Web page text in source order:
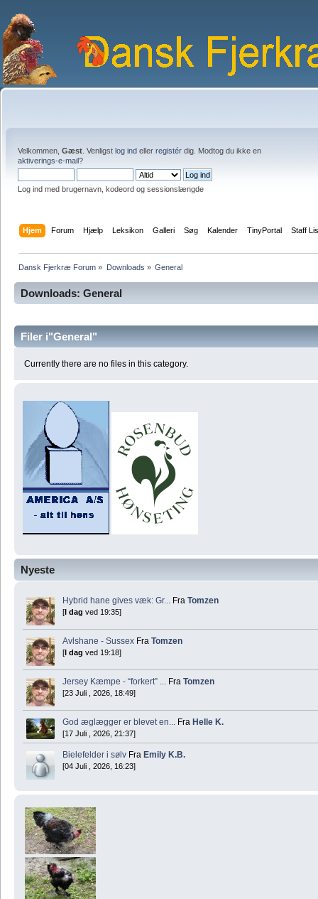
Velkommen, Gæst . Venligst log ind eller registér dig. Modtog du ikke en
aktiverings-e-mail?
Log ind med brugernavn, kodeord og sessionslængde
Hjem Forum Hjælp Leksikon Galleri Søg Kalender TinyPortal Staff
Dansk Fjerkræ Forum » Downloads » General
Nyeste
Hybrid hane gives væk: Gr... Fra Tomzen
[I dag ved 19:35]
Avlshane - Sussex Fra Tomzen
[I dag ved 19:18]
Jersey Kæmpe - “forkert” ... Fra Tomzen
[23 Juli , 2026, 18:49]
God æglægger er blevet en... Fra Helle K.
[17 Juli , 2026, 21:37]
Bielefelder i sølv Fra Emily K.B.
[04 Juli , 2026, 16:23]
Downloads: General
Filer i"General"
Currently there are no files in this category.